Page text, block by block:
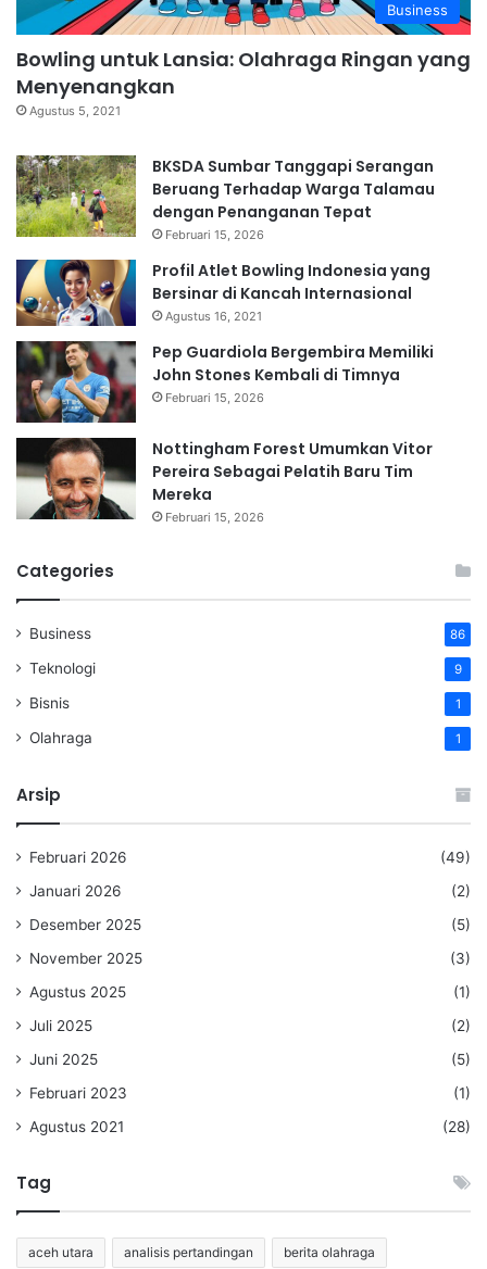
Business
Bowling untuk Lansia: Olahraga Ringan yang
Menyenangkan
Agustus 5, 2021
BKSDA Sumbar Tanggapi Serangan
Beruang Terhadap Warga Talamau
dengan Penanganan Tepat
Februari 15, 2026
Profil Atlet Bowling Indonesia yang
Bersinar di Kancah Internasional
Agustus 16, 2021
Pep Guardiola Bergembira Memiliki
John Stones Kembali di Timnya
Februari 15, 2026
Nottingham Forest Umumkan Vitor
Pereira Sebagai Pelatih Baru Tim
Mereka
Februari 15, 2026
Categories
Business 86
Teknologi 9
Bisnis 1
Olahraga 1
Arsip
Februari 2026
(49)
Januari 2026
(2)
Desember 2025
(5)
November 2025
(3)
Agustus 2025
(1)
Juli 2025
(2)
Juni 2025
(5)
Februari 2023
(1)
Agustus 2021
(28)
Tag
aceh utara analisis pertandingan berita olahraga